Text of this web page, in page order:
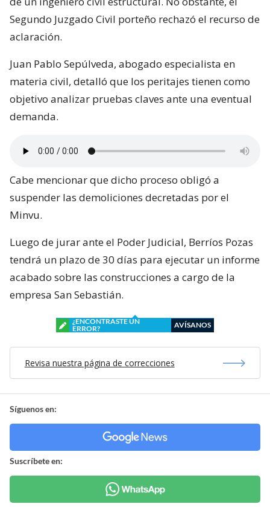
Segundo Juzgado Civil porteño rechazó el recurso de
aclaración.
Juan Pablo Sepúlveda, abogado especialista en
materia civil, detalló que los peritajes tienen como
objetivo analizar pruebas claves ante una eventual
demanda.
Cabe mencionar que dicho proceso obligó a
suspender las demoliciones decretadas por el
Minvu.
Luego de jurar ante el Poder Judicial, Berríos Pozas
tendrá un plazo de 30 días para ejecutar un informe
acabado sobre las construcciones a cargo de la
empresa San Sebastián.
¿ENCONTRASTE UN
ERROR?
AVÍSANOS
Revisa nuestra página de correcciones
Síguenos en:
Suscríbete en: